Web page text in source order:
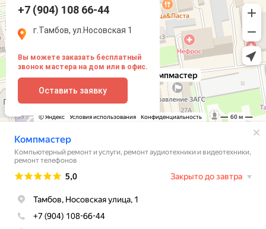
+7 (904) 108 66-44
г.Тамбов, ул.Носовская 1
Вы можете заказать бесплатный
звонок мастера на дом или в офис.
Оставить заявку